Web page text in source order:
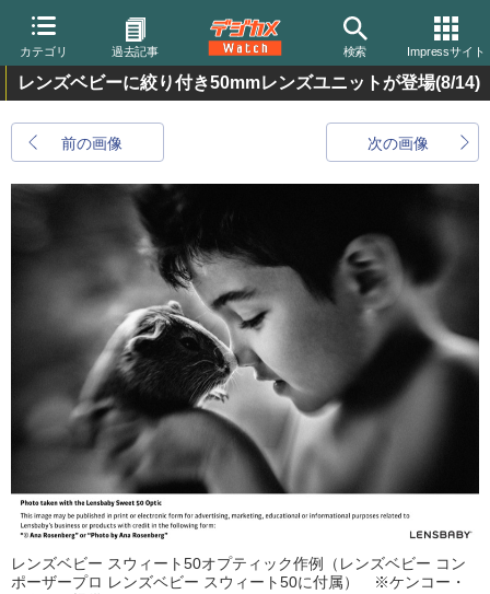
カテゴリ 過去記事 検索 Impressサイト
レンズベビーに絞り付き50mmレンズユニットが登場(8/14)
前の画像 次の画像
レンズベビー スウィート50オプティック作例（レンズベビー コン
ポーザープロ レンズベビー スウィート50に付属） ※ケンコー・